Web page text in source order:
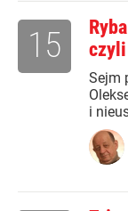
czyli
Sejm
i
15